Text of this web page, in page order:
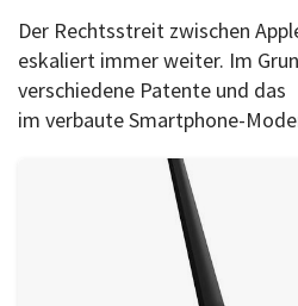
Der Rechtsstreit zwischen
eskaliert immer weiter. Im
verschiedene Patente und das
im verbaute Smartphone-